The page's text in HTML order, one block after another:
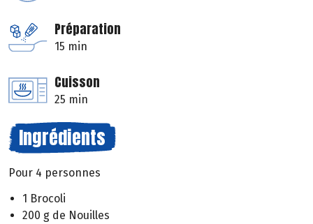
Préparation
15 min
Cuisson
25 min
Ingrédients
Pour 4 personnes
1 Brocoli
200 g de Nouilles